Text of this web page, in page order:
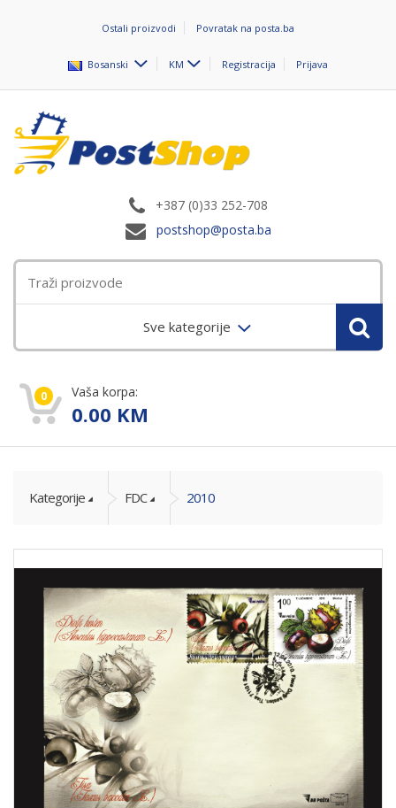
Ostali proizvodi Povratak na posta.ba
Bosanski KM Registracija Prijava
+387 (0)33 252-708
postshop@posta.ba
Sve kategorije
0 Vaša korpa:
0.00 KM
Kategorije FDC 2010